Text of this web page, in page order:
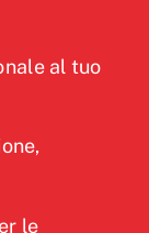
al tuo
le